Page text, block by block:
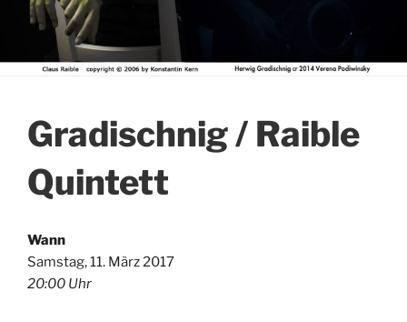
Gradischnig / Raible
Quintett
Wann
Samstag, 11. März 2017
20:00 Uhr